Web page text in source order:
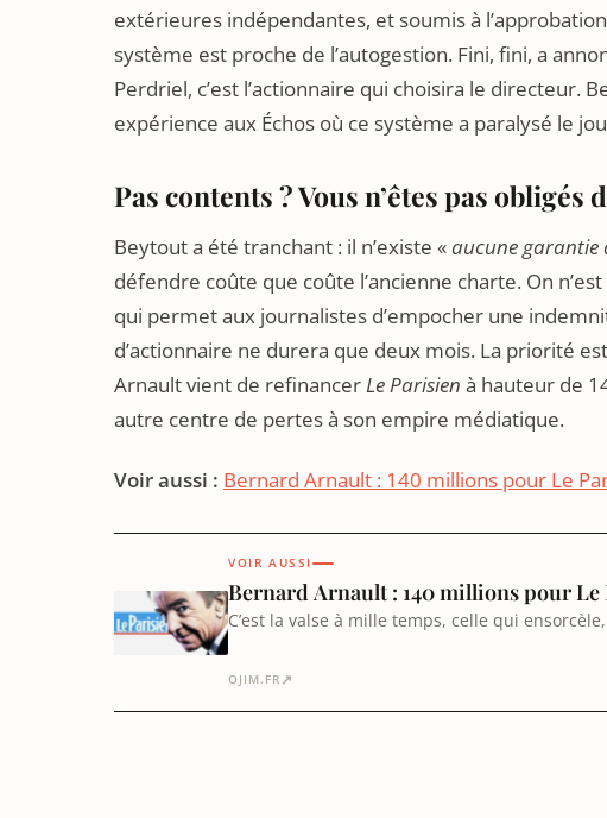
extérieures indépendantes, et soumis à
système est proche de l’autogestion. Fini, fini, a
Perdriel, c’est l’actionnaire qui choisira le directeur.
expérience aux Échos où ce système a paralysé le
Pas contents ? Vous n’êtes pas obligés
Beytout a été tranchant : il n’existe «aucune garantie
défendre coûte que coûte l’ancienne charte. On
qui permet aux journalistes d’empocher une
d’actionnaire ne durera que deux mois. La priorité
Arnault vient de refinancerLe Parisien à hauteur de
autre centre de pertes à son empire médiatique.
Voir aussi : Bernard Arnault : 140 millions pour Le
VOIR AUSSI
Bernard Arnault : 140 millions pour Le
C’est la valse à mille temps, celle qui
OJIM.FR ↗